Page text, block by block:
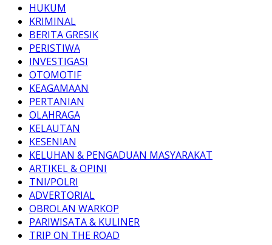
HUKUM
KRIMINAL
BERITA GRESIK
PERISTIWA
INVESTIGASI
OTOMOTIF
KEAGAMAAN
PERTANIAN
OLAHRAGA
KELAUTAN
KESENIAN
KELUHAN & PENGADUAN MASYARAKAT
ARTIKEL & OPINI
TNI/POLRI
ADVERTORIAL
OBROLAN WARKOP
PARIWISATA & KULINER
TRIP ON THE ROAD